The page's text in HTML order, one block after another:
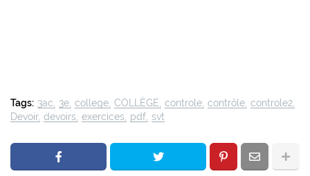
Tags: 3ac 3e college COLLÈGE controle contrôle controle2
Devoir devoirs exercices pdf svt